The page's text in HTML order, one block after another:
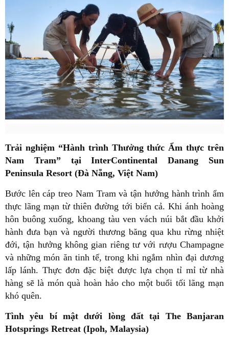
Trải nghiệm “Hành trình Thưởng thức Ẩm thực trên
Nam Tram” tại InterContinental Danang Sun
Peninsula Resort (Đà Nẵng, Việt Nam)
Bước lên cáp treo Nam Tram và tận hưởng hành trình ẩm
thực lãng mạn từ thiên đường tới biển cả. Khi ánh hoàng
hôn buông xuống, khoang tàu ven vách núi bắt đầu khởi
hành đưa bạn và người thương băng qua khu rừng nhiệt
đới, tận hưởng không gian riêng tư với rượu Champagne
và những món ăn tinh tế, trong khi ngắm nhìn đại dương
lấp lánh. Thực đơn đặc biệt được lựa chọn tỉ mỉ từ nhà
hàng sẽ là món quà hoàn hảo cho một buổi tối lãng mạn
khó quên.
Tình yêu bí mật dưới lòng đất tại The Banjaran
Hotsprings Retreat (Ipoh, Malaysia)